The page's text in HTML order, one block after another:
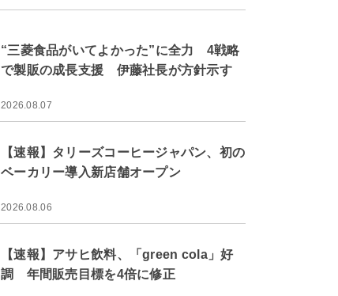
“三菱食品がいてよかった”に全力 4戦略
で製販の成長支援 伊藤社長が方針示す
2026.08.07
【速報】タリーズコーヒージャパン、初の
ベーカリー導入新店舗オープン
2026.08.06
【速報】アサヒ飲料、「green cola」好
調 年間販売目標を4倍に修正